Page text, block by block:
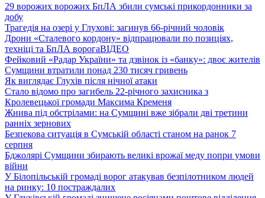
29 ворожих ворожих БпЛА збили сумські прикордонники за
добу
Трагедія на озері у Глухові: загинув 66-річний чоловік
Дрони «Сталевого кордону» відпрацювали по позиціях,
техніці та БпЛА ворогаВІДЕО
Фейковий «Радар України» та дзвінок із «банку»: двоє жителів
Сумщини втратили понад 230 тисяч гривень
Як виглядає Глухів після нічної атаки
Стало відомо про загибель 22-річного захисника з
Кролевецької громади Максима Кременя
Жнива під обстрілами: на Сумщині вже зібрали дві третини
ранніх зернових
Безпекова ситуація в Сумській області станом на ранок 7
серпня
Бджолярі Сумщини збирають великі врожаї меду попри умови
війни
У Білопільській громаді ворог атакував безпілотником людей
на ринку: 10 постраждалих